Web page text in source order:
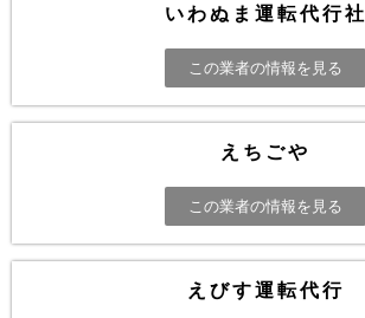
いわぬま運転代行社
この業者の情報を見る
えちごや
この業者の情報を見る
えびす運転代行